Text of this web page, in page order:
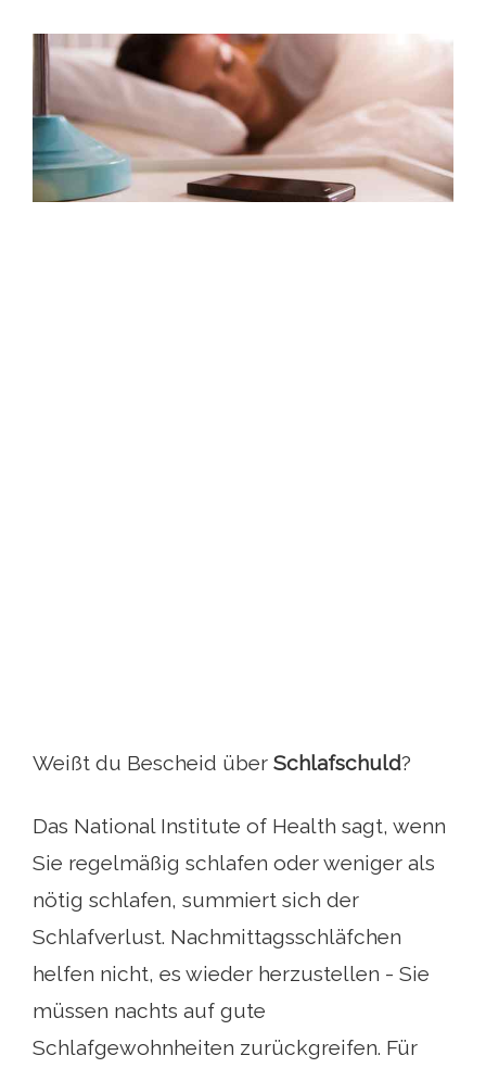
Weißt du Bescheid über Schlafschuld?
Das National Institute of Health sagt, wenn
Sie regelmäßig schlafen oder weniger als
nötig schlafen, summiert sich der
Schlafverlust. Nachmittagsschläfchen
helfen nicht, es wieder herzustellen - Sie
müssen nachts auf gute
Schlafgewohnheiten zurückgreifen. Für